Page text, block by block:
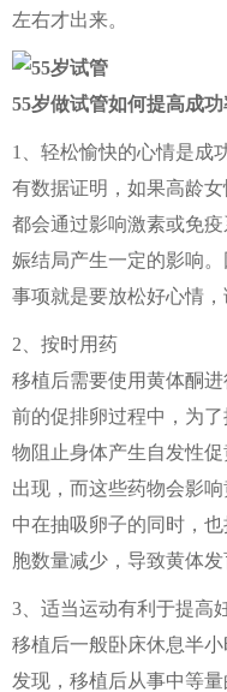
左右才出来。
55岁做试管如何提高成功
1、轻松愉快的心情是成
有数据证明，如果高龄
都会通过影响激素或免
娠结局产生一定的影响
事项就是要放松好心情，
2、按时用药
移植后需要使用黄体酮
前的促排卵过程中，为
物阻止身体产生自发性
出现，而这些药物会影
中在抽吸卵子的同时，
胞数量减少，导致黄体
3、适当运动有利于提高
移植后一般卧床休息半
发现，移植后从事中等